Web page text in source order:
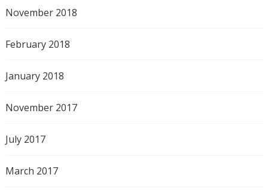
November 2018
February 2018
January 2018
November 2017
July 2017
March 2017